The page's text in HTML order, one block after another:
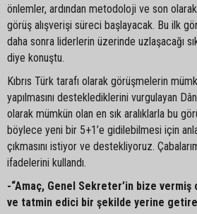
önlemler, ardından metodoloji ve son
görüş alışverişi süreci başlayacak. Bu ilk
daha sonra liderlerin üzerinde uzlaşacağı
diye konuştu.
Kıbrıs Türk tarafı olarak görüşmelerin
yapılmasını desteklediklerini vurgulayan
olarak mümkün olan en sık aralıklarla bu
böylece yeni bir 5+1’e gidilebilmesi için
çıkmasını istiyor ve destekliyoruz.
ifadelerini kullandı.
-“Amaç, Genel Sekreter’in bize
ve tatmin edici bir şekilde yerine